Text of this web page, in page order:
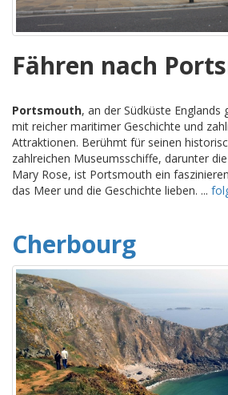
Fähren nach
Portsmouth, an der Südküste Englands
mit reicher maritimer Geschichte und
Attraktionen. Berühmt für seinen
zahlreichen Museumsschiffe, darunter
Mary Rose, ist Portsmouth ein
das Meer und die Geschichte lieben. ...
Cherbourg